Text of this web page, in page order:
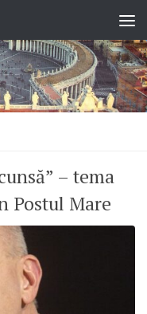
– tema
Postul Mare